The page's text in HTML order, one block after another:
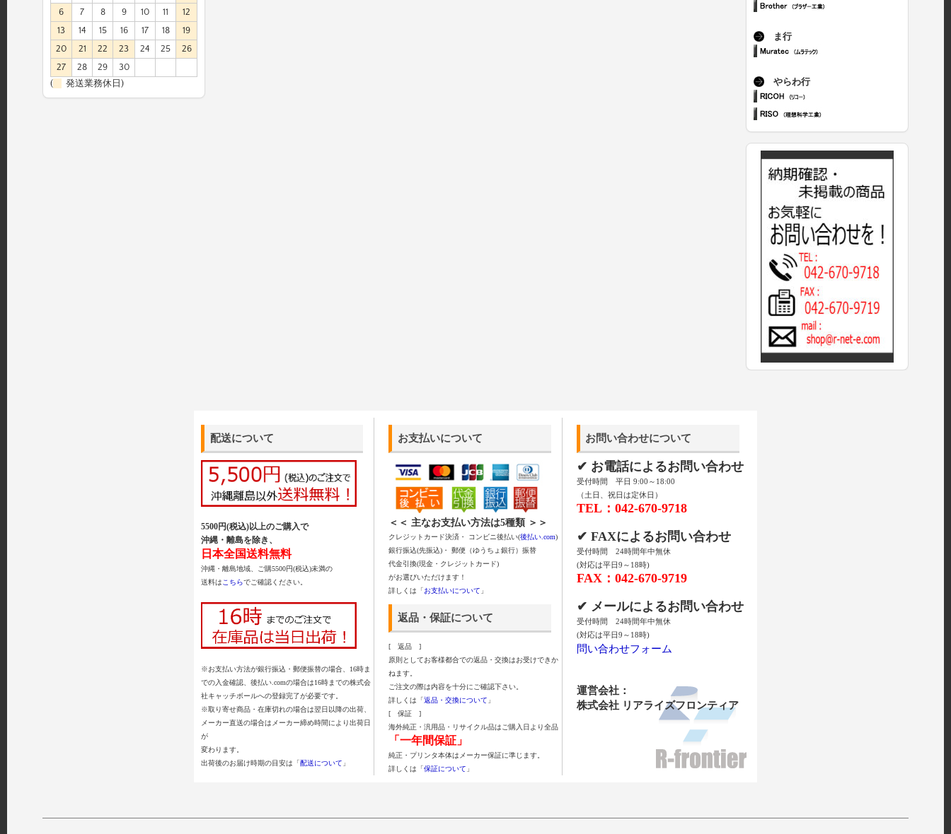
ま行
やらわ行
6
7 8 9 10 11
12
13
14 15 16 17 18
19
20
21 22 23 24 25
26
27
28 29
30
(
発送業務休日)
配送について
5500円(税込)以上のご購入で
沖縄・離島を除き、
日本全国送料無料
沖縄・離島地域、ご購5500円(税込)未満の
送料は こちらでご確認ください。
※お支払い方法が銀行振込・郵便振替の場合、16時ま
での入金確認、後払い.comの場合は16時までの株式会
社キャッチボールへの登録完了が必要です。
※取り寄せ商品・在庫切れの場合は翌日以降の出荷、
メーカー直送の場合はメーカー締め時間により出荷日
が
変わります。
出荷後のお届け時期の目安は「配送について 」
お支払いについて
＜＜ 主なお支払い方法は5種類 ＞＞
クレジットカード決済・ コンビニ後払い(後払い.com)
銀行振込(先振込)・ 郵便（ゆうちょ銀行）振替
代金引換(現金・クレジットカード)
がお選びいただけます！
詳しくは「お支払いについて 」
返品・保証について
[ 返品 ]
原則としてお客様都合での返品・交換はお受けできか
ねます。
ご注文の際は内容を十分にご確認下さい。
詳しくは「返品・交換について 」
[ 保証 ]
海外純正・汎用品・リサイクル品はご購入日より全品
「一年間保証」
純正・プリンタ本体はメーカー保証に準じます。
詳しくは「保証について 」
お問い合わせについて
✔ お電話によるお問い合わせ
受付時間 平日 9:00～18:00
（土日、祝日は定休日）
TEL：042-670-9718
✔ FAXによるお問い合わせ
受付時間 24時間年中無休
(対応は平日9～18時)
FAX：042-670-9719
✔ メールによるお問い合わせ
受付時間 24時間年中無休
(対応は平日9～18時)
問い合わせフォーム
運営会社：
株式会社 リアライズフロンティア